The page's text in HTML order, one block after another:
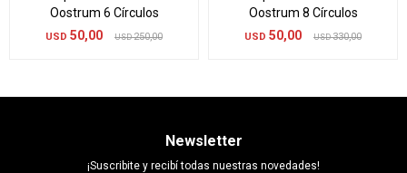
Oostrum 6 Círculos
USD 50,00 USD 250,00
Oostrum 8 Círculos
USD 50,00 USD 330,00
Newsletter
¡Suscribite y recibí todas nuestras novedades!